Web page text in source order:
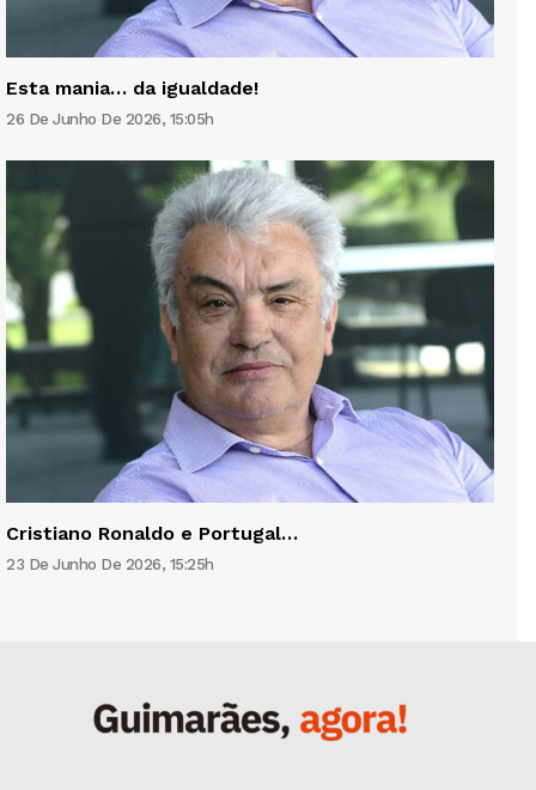
Esta mania… da igualdade!
26 De Junho De 2026, 15:05h
Cristiano Ronaldo e Portugal…
23 De Junho De 2026, 15:25h